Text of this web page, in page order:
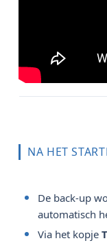
NA HET
De back-up
automatisch
Via het kopje